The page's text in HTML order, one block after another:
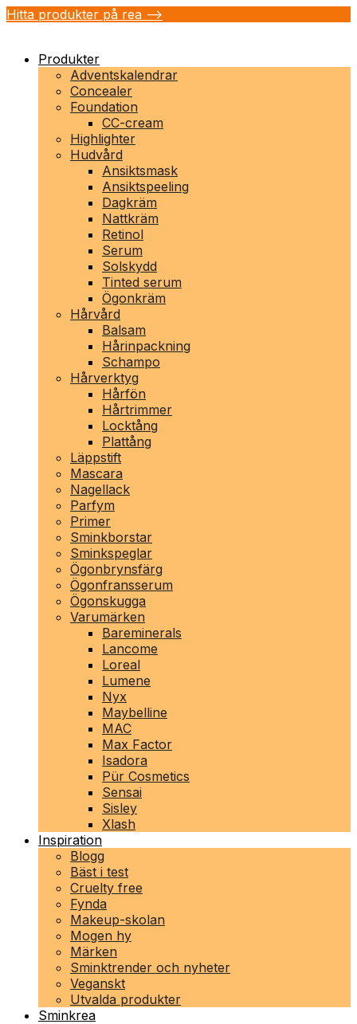
Hitta produkter på rea -->
Produkter
Adventskalendrar
Concealer
Foundation
CC-cream
Highlighter
Hudvård
Ansiktsmask
Ansiktspeeling
Dagkräm
Nattkräm
Retinol
Serum
Solskydd
Tinted serum
Ögonkräm
Hårvård
Balsam
Hårinpackning
Schampo
Hårverktyg
Hårfön
Hårtrimmer
Locktång
Plattång
Läppstift
Mascara
Nagellack
Parfym
Primer
Sminkborstar
Sminkspeglar
Ögonbrynsfärg
Ögonfransserum
Ögonskugga
Varumärken
Bareminerals
Lancome
Loreal
Lumene
Nyx
Maybelline
MAC
Max Factor
Isadora
Pür Cosmetics
Sensai
Sisley
Xlash
Inspiration
Blogg
Bäst i test
Cruelty free
Fynda
Makeup-skolan
Mogen hy
Märken
Sminktrender och nyheter
Veganskt
Utvalda produkter
Sminkrea